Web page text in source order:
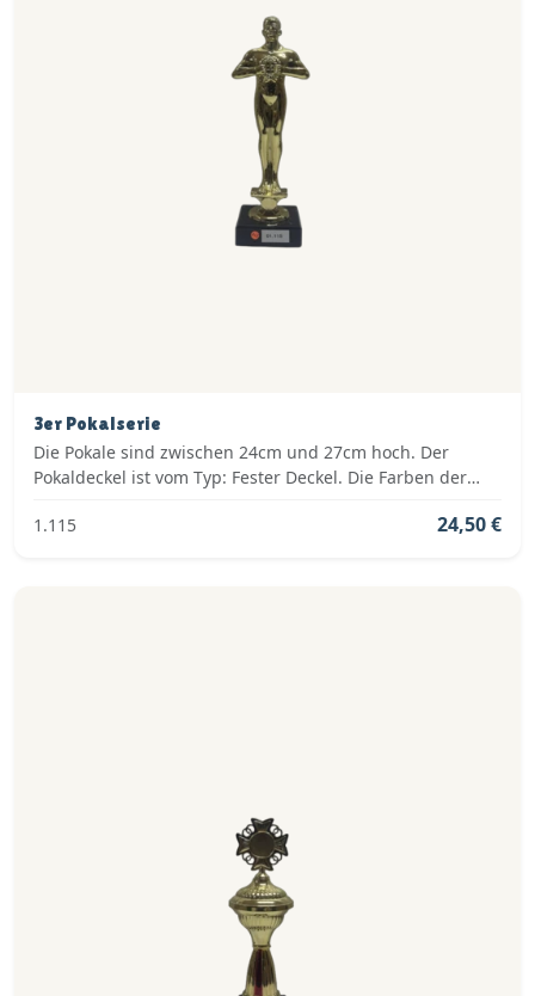
3er Pokalserie
Die Pokale sind zwischen 24cm und 27cm hoch. Der
Pokaldeckel ist vom Typ: Fester Deckel. Die Farben der
1.115
24,50 €